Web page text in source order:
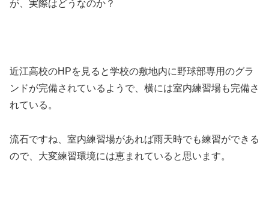
が、実際はどうなのか？
近江高校のHPを見ると学校の敷地内に野球部専用のグラ
ンドが完備されているようで、横には室内練習場も完備さ
れている。
流石ですね、室内練習場があれば雨天時でも練習ができる
ので、大変練習環境には恵まれていると思います。